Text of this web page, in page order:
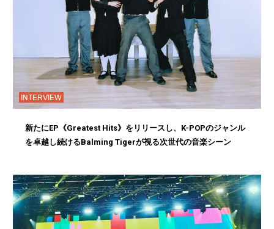
INTERVIEW
新たにEP《Greatest Hits》をリリースし、K-POPのジャンル
を卓越し続けるBalming Tigerが視る次世代の音楽シーン